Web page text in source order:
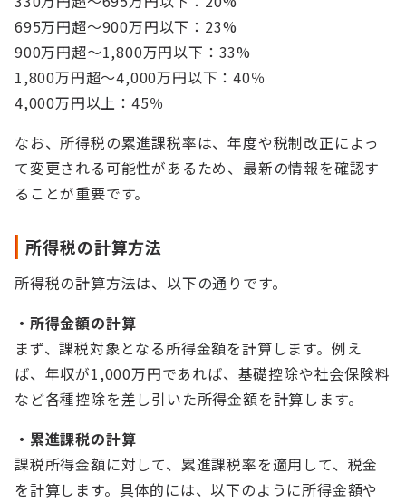
695万円超～900万円以下：23%
900万円超～1,800万円以下：33%
1,800万円超～4,000万円以下：40％
4,000万円以上：45％
なお、所得税の累進課税率は、年度や税制改正によっ
て変更される可能性があるため、最新の情報を確認す
ることが重要です。
所得税の計算方法
所得税の計算方法は、以下の通りです。
・所得金額の計算
まず、課税対象となる所得金額を計算します。例え
ば、年収が1,000万円であれば、基礎控除や社会保険料
など各種控除を差し引いた所得金額を計算します。
・累進課税の計算
課税所得金額に対して、累進課税率を適用して、税金
を計算します。具体的には、以下のように所得金額や